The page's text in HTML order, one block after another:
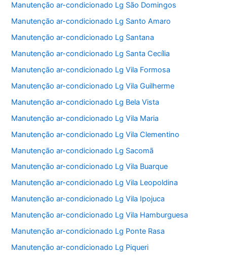
Manutenção ar-condicionado Lg São Domingos
Manutenção ar-condicionado Lg Santo Amaro
Manutenção ar-condicionado Lg Santana
Manutenção ar-condicionado Lg Santa Cecília
Manutenção ar-condicionado Lg Vila Formosa
Manutenção ar-condicionado Lg Vila Guilherme
Manutenção ar-condicionado Lg Bela Vista
Manutenção ar-condicionado Lg Vila Maria
Manutenção ar-condicionado Lg Vila Clementino
Manutenção ar-condicionado Lg Sacomã
Manutenção ar-condicionado Lg Vila Buarque
Manutenção ar-condicionado Lg Vila Leopoldina
Manutenção ar-condicionado Lg Vila Ipojuca
Manutenção ar-condicionado Lg Vila Hamburguesa
Manutenção ar-condicionado Lg Ponte Rasa
Manutenção ar-condicionado Lg Piqueri